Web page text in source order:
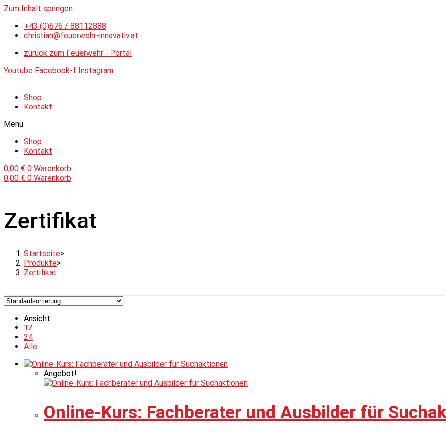
Zum Inhalt springen
+43 (0)676 / 88112888
christian@feuerwehr-innovativ.at
zurück zum Feuerwehr - Portal
Youtube Facebook-f Instagram
Shop
Kontakt
Menü
Shop
Kontakt
0,00 € 0 Warenkorb
0,00 € 0 Warenkorb
Zertifikat
Startseite>
Produkte>
Zertifikat
Ansicht:
12
24
Alle
Angebot!
Online-Kurs: Fachberater und Ausbilder für